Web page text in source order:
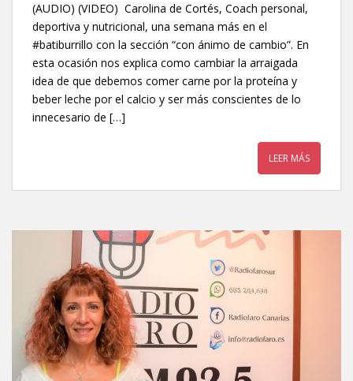
(AUDIO) (VIDEO) Carolina de Cortés, Coach personal,
deportiva y nutricional, una semana más en el
#batiburrillo con la sección “con ánimo de cambio”. En
esta ocasión nos explica como cambiar la arraigada
idea de que debemos comer carne por la proteína y
beber leche por el calcio y ser más conscientes de lo
innecesario de […]
LEER MÁS